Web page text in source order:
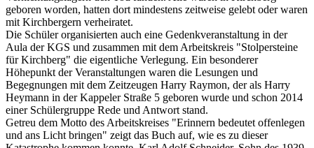
geboren worden, hatten dort mindestens zeitweise gelebt oder waren
mit Kirchbergern verheiratet.
Die Schüler organisierten auch eine Gedenkveranstaltung in der
Aula der KGS und zusammen mit dem Arbeitskreis "Stolpersteine
für Kirchberg" die eigentliche Verlegung. Ein besonderer
Höhepunkt der Veranstaltungen waren die Lesungen und
Begegnungen mit dem Zeitzeugen Harry Raymon, der als Harry
Heymann in der Kappeler Straße 5 geboren wurde und schon 2014
einer Schülergruppe Rede und Antwort stand.
Getreu dem Motto des Arbeitskreises "Erinnern bedeutet offenlegen
und ans Licht bringen" zeigt das Buch auf, wie es zu dieser